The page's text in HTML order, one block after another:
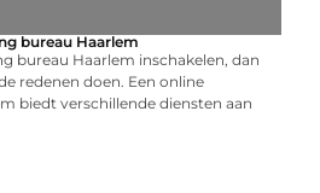
bureau Haarlem
bureau Haarlem inschakelen, dan
redenen doen. Een online
biedt verschillende diensten aan